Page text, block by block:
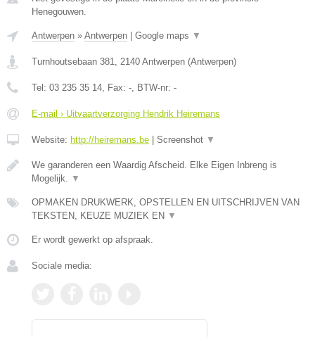
Henegouwen.
Antwerpen » Antwerpen | Google maps ▼
Turnhoutsebaan 381 2140 Antwerpen (Antwerpen)
Tel: 03 235 35 14 , Fax: - , BTW-nr: -
E-mail › Uitvaartverzorging Hendrik Heiremans
Website: http://heiremans.be | Screenshot ▼
We garanderen een Waardig Afscheid. Elke Eigen Inbreng is
Mogelijk.
▼
OPMAKEN DRUKWERK, OPSTELLEN EN UITSCHRIJVEN VAN
TEKSTEN, KEUZE MUZIEK EN ▼
Er wordt gewerkt op afspraak.
Sociale media: